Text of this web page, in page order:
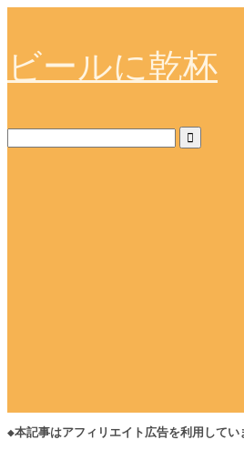
ビールに乾杯
◆本記事はアフィリエイト広告を利用してい